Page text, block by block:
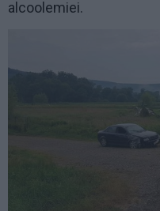
alcoolemiei.